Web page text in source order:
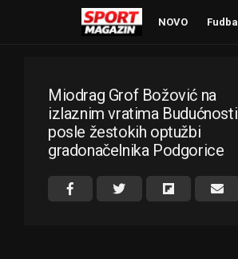
NOVO Fudbal
Miodrag Grof Božović na
izlaznim vratima Budućnosti
posle žestokih optužbi
gradonačelnika Podgorice